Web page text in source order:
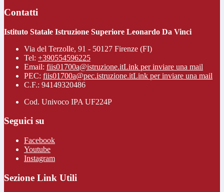
Contatti
Istituto Statale Istruzione Superiore Leonardo Da Vinci
Via del Terzolle, 91 - 50127 Firenze (FI)
Tel: +390554596225
Email: fiis01700a@istruzione.itLink per inviare una mail
PEC: fiis01700a@pec.istruzione.itLink per inviare una mail
C.F.: 94149320486
Cod. Univoco IPA UF224P
Seguici su
Facebook
Youtube
Instagram
Sezione Link Utili